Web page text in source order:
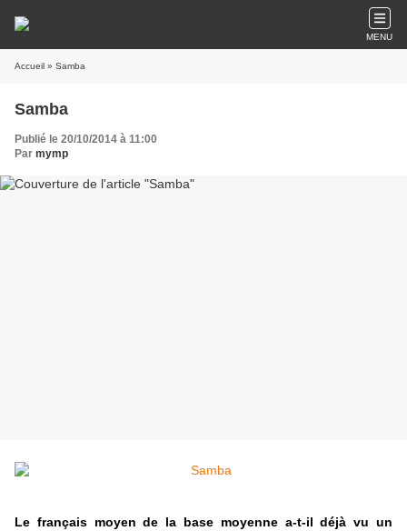
MENU
Accueil » Samba
Samba
Publié le 20/10/2014 à 11:00
Par mymp
Le français moyen de la base moyenne a-t-il déjà vu un